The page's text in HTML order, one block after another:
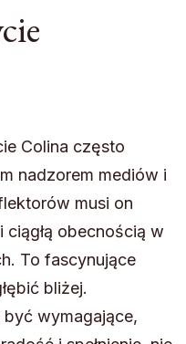
Colina często
nadzorem mediów i
musi on
ciągłą obecnością w
To fascynujące
bliżej.
wymagające,